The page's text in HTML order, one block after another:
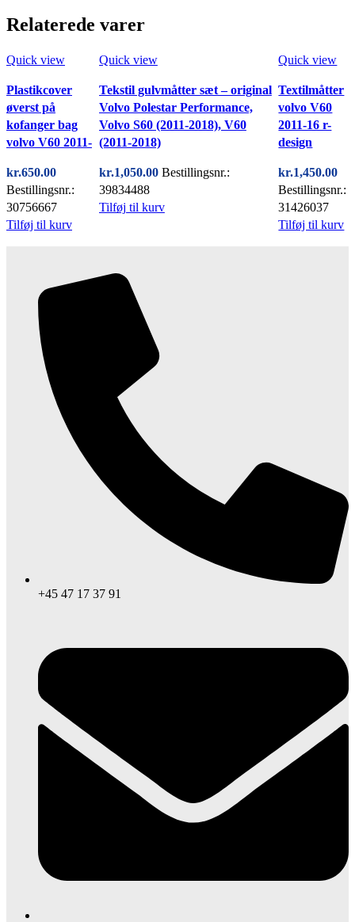
Relaterede varer
Quick view
Plastikcover
øverst på
kofanger bag
volvo V60 2011-
kr.650.00
Bestillingsnr.:
30756667
Tilføj til kurv
Quick view
Tekstil gulvmåtter sæt – original
Volvo Polestar Performance,
Volvo S60 (2011-2018), V60
(2011-2018)
kr.1,050.00 Bestillingsnr.:
39834488
Tilføj til kurv
Quick view
Textilmåtter
volvo V60
2011-16 r-
design
kr.1,450.00
Bestillingsnr.:
31426037
Tilføj til kurv
+45 47 17 37 91